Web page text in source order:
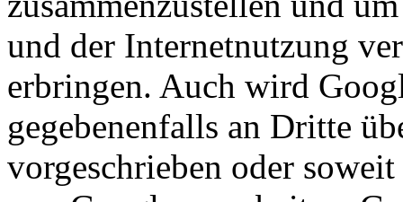
und der Internetnutzung
erbringen. Auch wird
gegebenenfalls an Dritte
vorgeschrieben oder